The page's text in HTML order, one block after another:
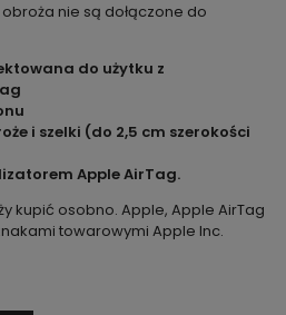
nie są dołączone do
do użytku z
i szelki (do 2,5 cm szerokości
Apple AirTag.
kupić osobno. Apple, Apple AirTag
towarowymi Apple Inc.